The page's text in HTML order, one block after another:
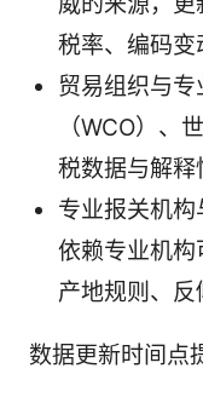
税率、编码变
贸易组织与
（WCO）、
税数据与解释
专业报关机构
依赖专业机
产地规则、反
数据更新时间点